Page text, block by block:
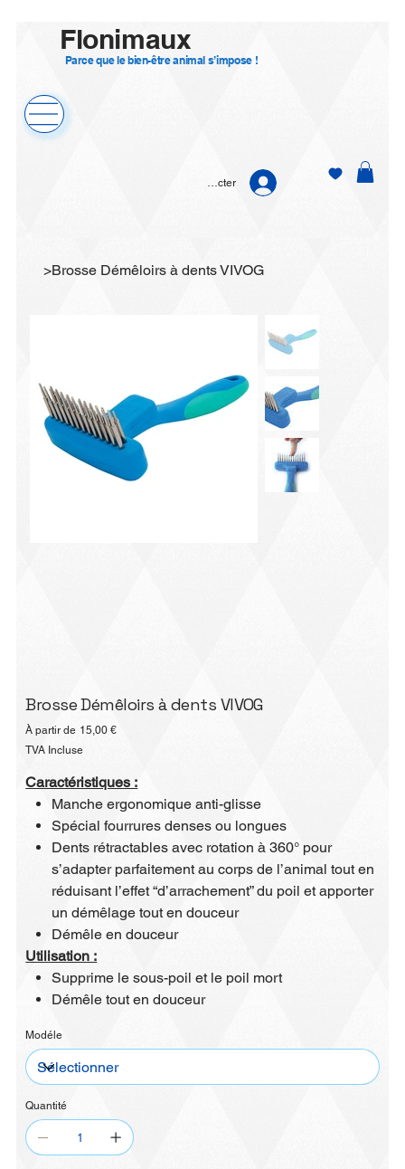
Flonimaux
Parce que le bien-être animal s’impose !
Se connecter
>Brosse Démêloirs à dents VIVOG
Brosse Démêloirs à dents VIVOG
À partir de Prix
15,00 €
TVA Incluse
Caractéristiques :
Manche ergonomique anti-glisse
Spécial fourrures denses ou longues
Dents rétractables avec rotation à 360° pour
s’adapter parfaitement au corps de l’animal tout en
réduisant l’effet “d’arrachement” du poil et apporter
un démêlage tout en douceur
Démêle en douceur
Utilisation :
Supprime le sous-poil et le poil mort
Démêle tout en douceur
Modéle
Quantité